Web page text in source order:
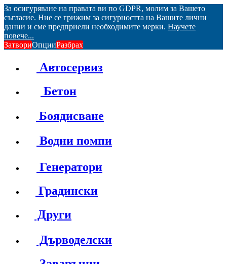
За осигуряване на правата ви по GDPR, молим за Вашето
съгласие. Ние се грижим за сигурността на Вашите лични
данни и сме предприели необходимите мерки. Научете
повече...
ЗатвориОпцииРазбрах
Автосервиз
Бетон
Боядисване
Водни помпи
Генератори
Градински
Други
Дърводелски